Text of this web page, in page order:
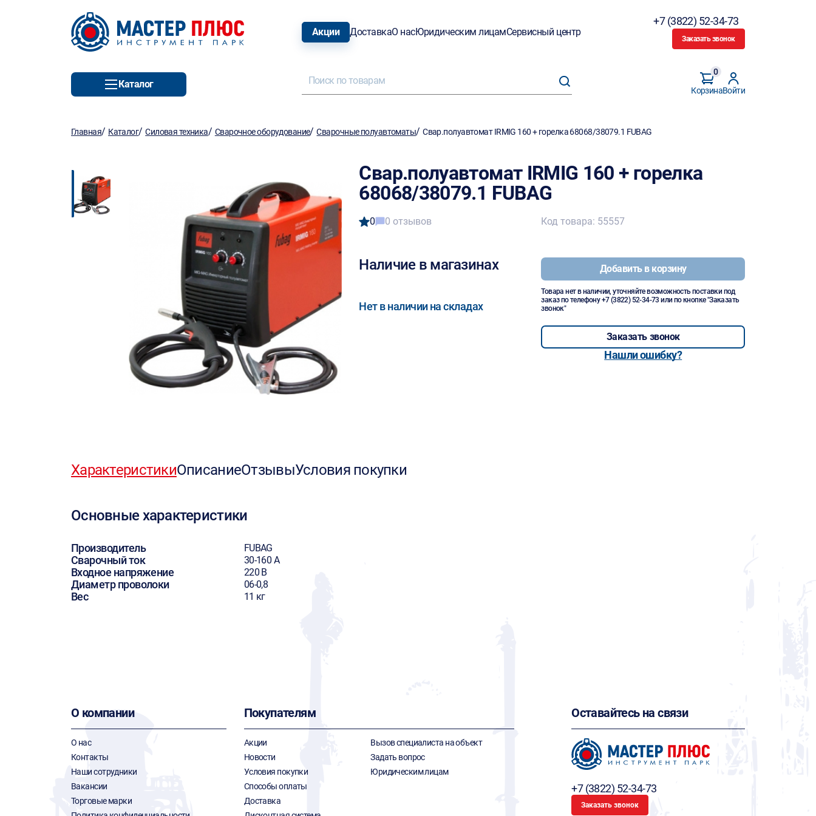
Акции ДоставкаО насЮридическим лицамСервисный центр
+7 (3822) 52-34-73
Заказать звонок
Каталог
Корзина
0
Войти
Главная/ Каталог/Силовая техника/ Сварочное оборудование/Сварочные полуавтоматы/Свар.полуавтомат IRMIG 160 + горелка 68068/38079.1 FUBAG
Свар.полуавтомат IRMIG 160 + горелка
68068/38079.1 FUBAG
0 0 отзывов
Наличие в магазинах
Нет в наличии на складах
Код товара: 55557
Добавить в корзину
Товара нет в наличии, уточняйте возможность поставки под
заказ по телефону+7 (3822) 52-34-73 или по кнопке "Заказать
звонок"
Заказать звонок
Нашли ошибку?
ХарактеристикиОписаниеОтзывыУсловия покупки
Основные характеристики
Производитель FUBAG
Сварочный ток 30-160 А
Входное напряжение 220 В
Диаметр проволоки 06-0,8
Вес 11 кг
О компании
О нас
Контакты
Наши сотрудники
Вакансии
Торговые марки
Покупателям
Акции
Новости
Условия покупки
Способы оплаты
Доставка
Вызов специалиста на объект
Задать вопрос
Юридическим лицам
Оставайтесь на связи
+7 (3822) 52-34-73
Заказать звонок